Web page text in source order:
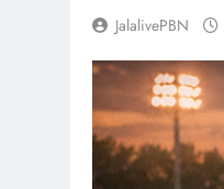
JalalivePBN